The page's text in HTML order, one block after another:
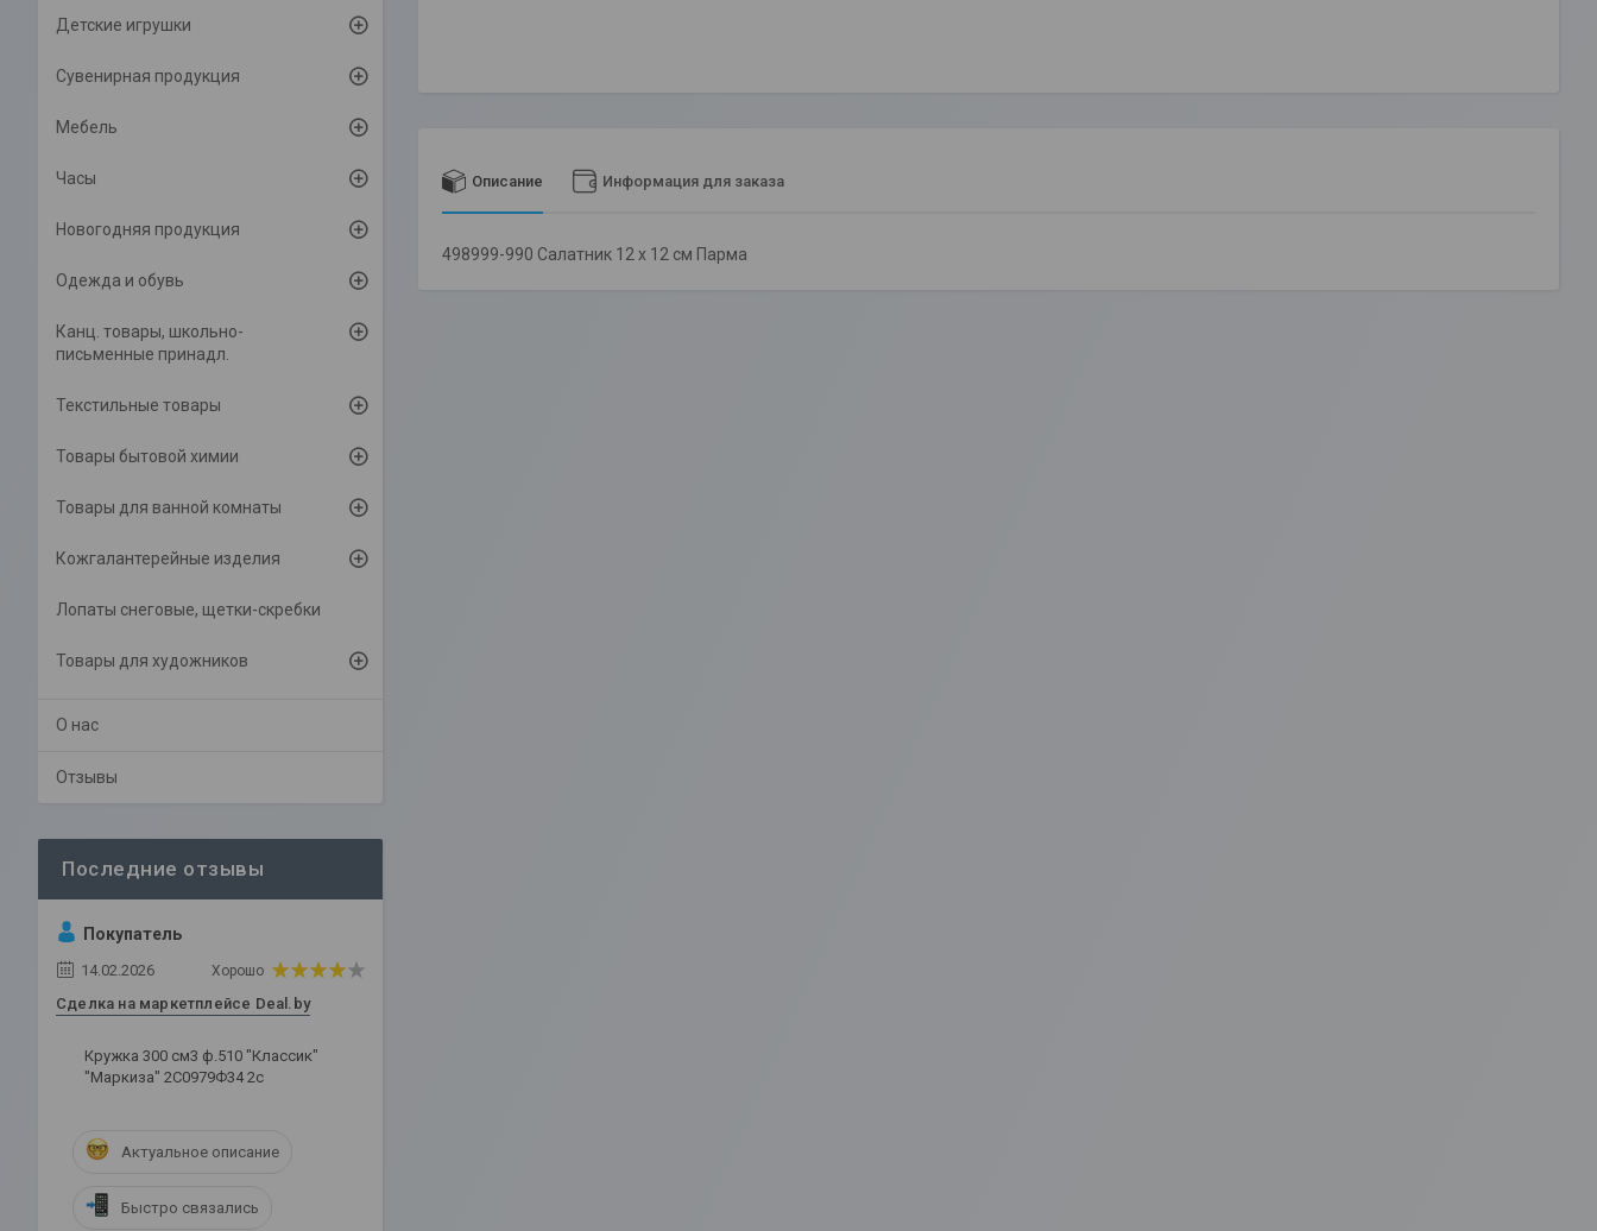
Описание Информация для заказа
498999-990 Салатник 12 х 12 см Парма
Детские игрушки
Сувенирная продукция
Мебель
Часы
Новогодняя продукция
Одежда и обувь
Канц. товары, школьно-
письменные принадл.
Текстильные товары
Товары бытовой химии
Товары для ванной комнаты
Кожгалантерейные изделия
Лопаты снеговые, щетки-скребки
Товары для художников
О нас
Отзывы
Покупатель
14.02.2026 Хорошо
Сделка на маркетплейсе Deal.by
Кружка 300 см3 ф.510 "Классик"
"Маркиза" 2С0979Ф34 2с
Актуальное описание
Быстро связались